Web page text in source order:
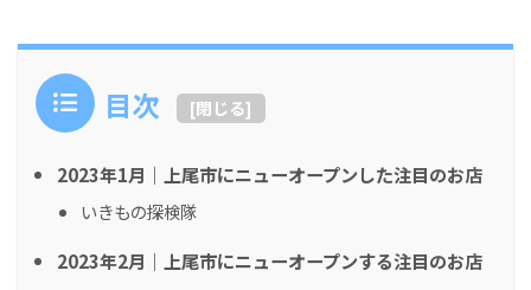
目次 [閉じる]
2023年1月｜上尾市にニューオープンした注目のお店
いきもの探検隊
2023年2月｜上尾市にニューオープンする注目のお店